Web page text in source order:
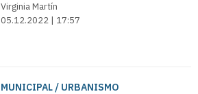
Virginia Martín
05.12.2022 | 17:57
MUNICIPAL / URBANISMO